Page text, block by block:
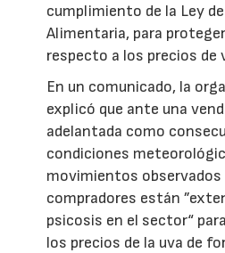
cumplimiento de la Ley
Alimentaria, para
respecto a los precios de
En un comunicado, la
explicó que ante una
adelantada como
condiciones
movimientos observados
compradores están
psicosis en el sector“
los precios de la uva de